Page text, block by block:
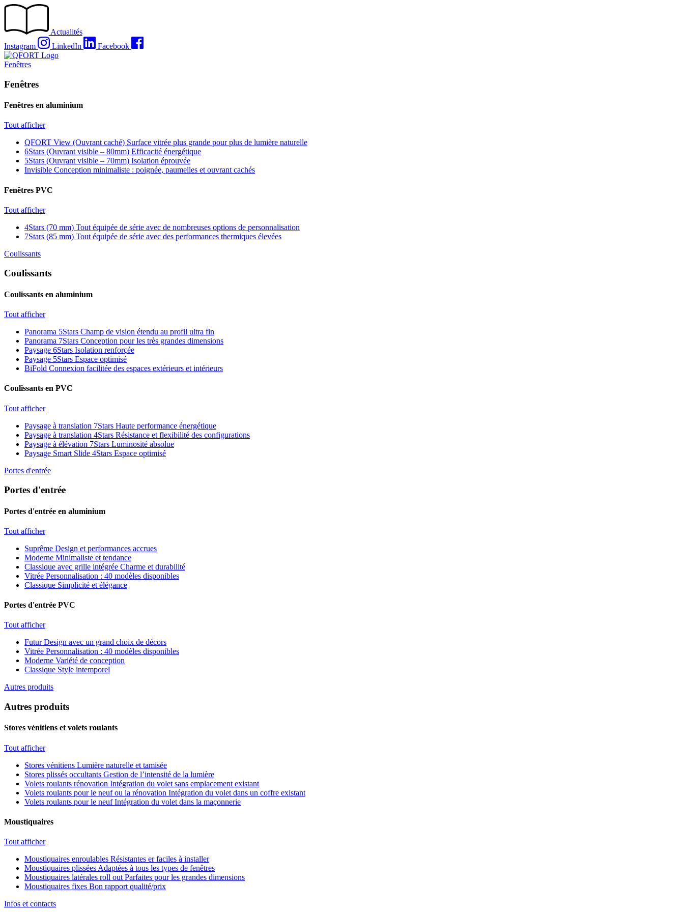
Passer
Actualités
Instagram
LinkedIn Facebook
Fenêtres
Fenêtres
Fenêtres en aluminium
Tout afficher
QFORT View (Ouvrant caché) Surface vitrée plus grande pour plus de lumière naturelle
6Stars (Ouvrant visible – 80mm) Efficacité énergétique
5Stars (Ouvrant visible – 70mm) Isolation éprouvée
Invisible Conception minimaliste : poignée, paumelles et ouvrant cachés
Fenêtres PVC
Tout afficher
4Stars (70 mm) Tout équipée de série avec de nombreuses options de personnalisation
7Stars (85 mm) Tout équipée de série avec des performances thermiques élevées
Coulissants
Coulissants
Coulissants en aluminium
Tout afficher
Panorama 5Stars Champ de vision étendu au profil ultra fin
Panorama 7Stars Conception pour les très grandes dimensions
Paysage 6Stars Isolation renforçée
Paysage 5Stars Espace optimisé
BiFold Connexion facilitée des espaces extérieurs et intérieurs
Coulissants en PVC
Tout afficher
Paysage à translation 7Stars Haute performance énergétique
Paysage à translation 4Stars Résistance et flexibilité des configurations
Paysage à élévation 7Stars Luminosité absolue
Paysage Smart Slide 4Stars Espace optimisé
Portes d'entrée
Portes d'entrée
Portes d'entrée en aluminium
Tout afficher
Suprême Design et performances accrues
Moderne Minimaliste et tendance
Classique avec grille intégrée Charme et durabilité
Vitrée Personnalisation : 40 modèles disponibles
Classique Simplicité et élégance
Portes d'entrée PVC
Tout afficher
Futur Design avec un grand choix de décors
Vitrée Personnalisation : 40 modèles disponibles
Moderne Variété de conception
Classique Style intemporel
Autres produits
Autres produits
Stores vénitiens et volets roulants
Tout afficher
Stores vénitiens Lumière naturelle et tamisée
Stores plissés occultants Gestion de l’intensité de la lumière
Volets roulants rénovation Intégration du volet sans emplacement existant
Volets roulants pour le neuf ou la rénovation Intégration du volet dans un coffre existant
Volets roulants pour le neuf Intégration du volet dans la maçonnerie
Moustiquaires
Tout afficher
Moustiquaires enroulables Résistantes er faciles à installer
Moustiquaires plissées Adaptées à tous les types de fenêtres
Moustiquaires latérales roll out Parfaites pour les grandes dimensions
Moustiquaires fixes Bon rapport qualité/prix
Infos et contacts